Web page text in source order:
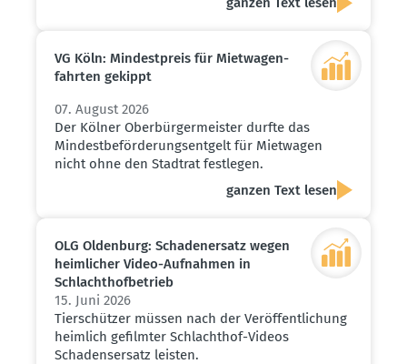
VG Köln: Mindest­preis für Mietwa­gen­
fahrten gekippt
07. August 2026
Der Kölner Oberbürgermeister durfte das
Mindestbeförderungsentgelt für Mietwagen
nicht ohne den Stadtrat festlegen.
ganzen Text lesen
OLG Oldenburg: Schaden­ersatz wegen
heimlicher Video-Aufnahmen in
Schlacht­hof­be­trieb
15. Juni 2026
Tierschützer müssen nach der Veröffentlichung
heimlich gefilmter Schlachthof-Videos
Schadensersatz leisten.